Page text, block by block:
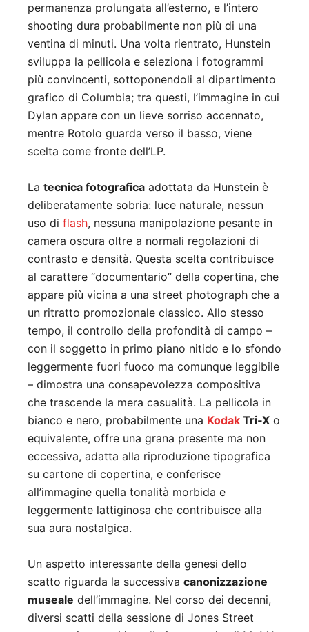
permanenza prolungata all’esterno, e l’intero
shooting dura probabilmente non più di una
ventina di minuti. Una volta rientrato, Hunstein
sviluppa la pellicola e seleziona i fotogrammi
più convincenti, sottoponendoli al dipartimento
grafico di Columbia; tra questi, l’immagine in cui
Dylan appare con un lieve sorriso accennato,
mentre Rotolo guarda verso il basso, viene
scelta come fronte dell’LP.
La tecnica fotografica adottata da Hunstein è
deliberatamente sobria: luce naturale, nessun
uso di flash, nessuna manipolazione pesante in
camera oscura oltre a normali regolazioni di
contrasto e densità. Questa scelta contribuisce
al carattere “documentario” della copertina, che
appare più vicina a una street photograph che a
un ritratto promozionale classico. Allo stesso
tempo, il controllo della profondità di campo –
con il soggetto in primo piano nitido e lo sfondo
leggermente fuori fuoco ma comunque leggibile
– dimostra una consapevolezza compositiva
che trascende la mera casualità. La pellicola in
bianco e nero, probabilmente una Kodak Tri‑X o
equivalente, offre una grana presente ma non
eccessiva, adatta alla riproduzione tipografica
su cartone di copertina, e conferisce
all’immagine quella tonalità morbida e
leggermente lattiginosa che contribuisce alla
sua aura nostalgica.
Un aspetto interessante della genesi dello
scatto riguarda la successiva canonizzazione
museale dell’immagine. Nel corso dei decenni,
diversi scatti della sessione di Jones Street